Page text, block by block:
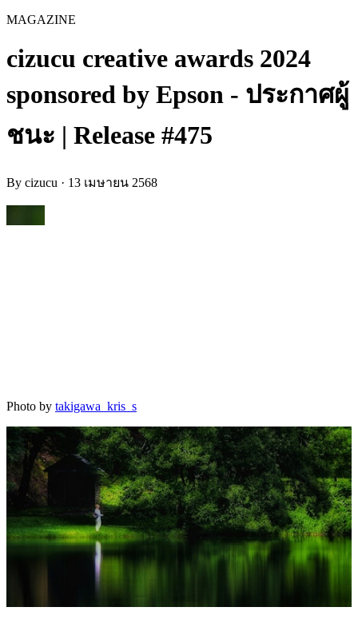
MAGAZINE
cizucu creative awards 2024
sponsored by Epson - ประกาศผู้
ชนะ | Release #475
By cizucu · 13 เมษายน 2568
Photo by takigawa_kris_s